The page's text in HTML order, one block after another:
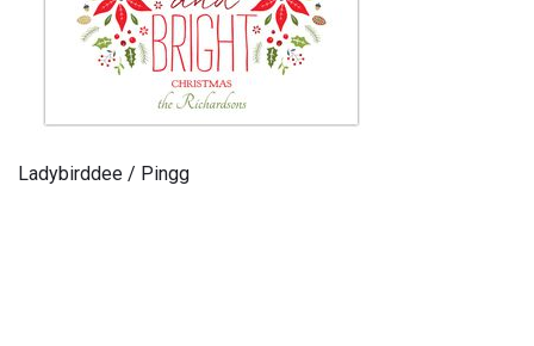
Ladybirddee / Pingg